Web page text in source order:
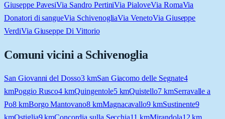
Giuseppe PavesiVia Sandro PertiniVia PialoveVia RomaVia
Donatori di sangueVia SchivenogliaVia VenetoVia Giuseppe
VerdiVia Giuseppe Di Vittorio
Comuni vicini a Schivenoglia
San Giovanni del Dosso3kmSan Giacomo delle Segnate4
kmPoggio Rusco4 kmQuingentole5kmQuistello7kmSerravalle a
Po8kmBorgo Mantovano8kmMagnacavallo9 kmSustinente9